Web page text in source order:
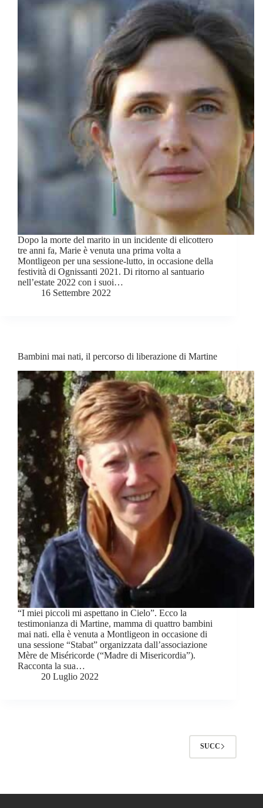
Dopo la morte del marito in un incidente di elicottero
tre anni fa, Marie è venuta una prima volta a
Montligeon per una sessione-lutto, in occasione della
festività di Ognissanti 2021. Di ritorno al santuario
nell’estate 2022 con i suoi…
16 Settembre 2022
Bambini mai nati, il percorso di liberazione di Martine
“I miei piccoli mi aspettano in Cielo”. Ecco la
testimonianza di Martine, mamma di quattro bambini
mai nati. ella è venuta a Montligeon in occasione di
una sessione “Stabat” organizzata dall’associazione
Mère de Miséricorde (“Madre di Misericordia”).
Racconta la sua…
20 Luglio 2022
SUCC